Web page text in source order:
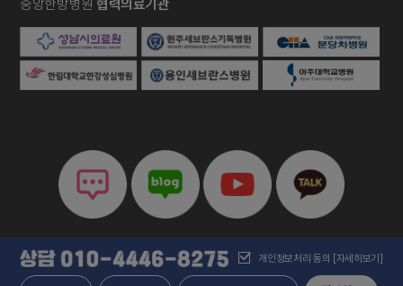
중앙한방병원협력의료기관
개인정보처리 동의 [자세히보기]